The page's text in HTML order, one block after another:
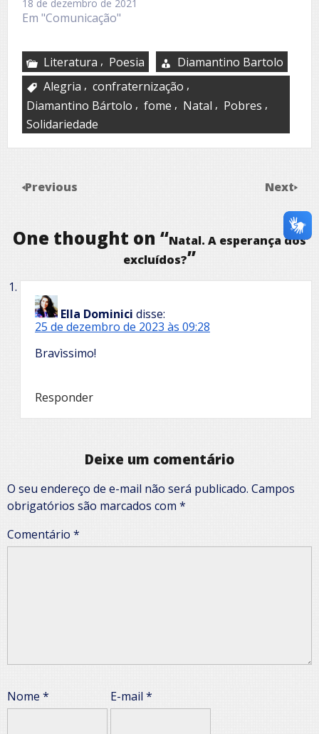
18 de dezembro de 2021
Em "Comunicação"
Literatura , Poesia
Diamantino Bartolo
Alegria , confraternização ,
Diamantino Bártolo , fome , Natal , Pobres ,
Solidariedade
Previous Next
One thought on “Natal. A esperança dos
excluídos?”
Ella Dominici disse:
25 de dezembro de 2023 às 09:28
Bravìssimo!
Responder
Deixe um comentário
O seu endereço de e-mail não será publicado. Campos
obrigatórios são marcados com *
Comentário *
Nome * E-mail *